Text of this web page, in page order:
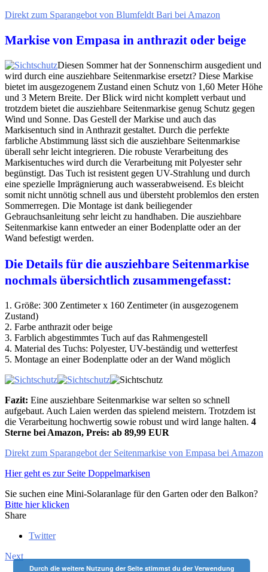
Direkt zum Sparangebot von Blumfeldt Bari bei Amazon
Markise von Empasa in anthrazit oder beige
Diesen Sommer hat der Sonnenschirm ausgedient und
wird durch eine ausziehbare Seitenmarkise ersetzt? Diese Markise
bietet im ausgezogenem Zustand einen Schutz von 1,60 Meter Höhe
und 3 Metern Breite. Der Blick wird nicht komplett verbaut und
trotzdem bietet die ausziehbare Seitenmarkise genug Schutz gegen
Wind und Sonne. Das Gestell der Markise und auch das
Markisentuch sind in Anthrazit gestaltet. Durch die perfekte
farbliche Abstimmung lässt sich die ausziehbare Seitenmarkise
überall sehr leicht integrieren. Die robuste Verarbeitung des
Markisentuches wird durch die Verarbeitung mit Polyester sehr
begünstigt. Das Tuch ist resistent gegen UV-Strahlung und durch
eine spezielle Imprägnierung auch wasserabweisend. Es bleicht
somit nicht unnötig schnell aus und übersteht problemlos den ersten
Sommerregen. Die Montage ist dank beiliegender
Gebrauchsanleitung sehr leicht zu handhaben. Die ausziehbare
Seitenmarkise kann entweder an einer Bodenplatte oder an der
Wand befestigt werden.
Die Details für die ausziehbare Seitenmarkise
nochmals übersichtlich zusammengefasst:
1. Größe: 300 Zentimeter x 160 Zentimeter (in ausgezogenem
Zustand)
2. Farbe anthrazit oder beige
3. Farblich abgestimmtes Tuch auf das Rahmengestell
4. Material des Tuchs: Polyester, UV-beständig und wetterfest
5. Montage an einer Bodenplatte oder an der Wand möglich
Fazit: Eine ausziehbare Seitenmarkise war selten so schnell
aufgebaut. Auch Laien werden das spielend meistern. Trotzdem ist
die Verarbeitung hochwertig sowie robust und wird lange halten. 4
Sterne bei Amazon, Preis: ab 89,99 EUR
Direkt zum Sparangebot der Seitenmarkise von Empasa bei Amazon
Hier geht es zur Seite Doppelmarkisen
Sie suchen eine Mini-Solaranlage für den Garten oder den Balkon?
Bitte hier klicken
Share
Twitter
Next
Durch die weitere Nutzung der Seite stimmst du der Verwendung